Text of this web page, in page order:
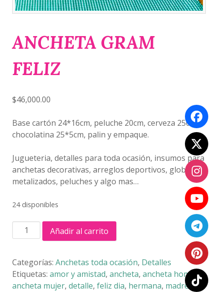
ANCHETA GRAM
FELIZ
$46,000.00
Base cartón 24*16cm, peluche 20cm, cerveza 250ml,
chocolatina 25*5cm, palin y empaque.
Jugueteria, detalles para toda ocasión, insumos para
anchetas decorativas, arreglos deportivos, globos
metalizados, peluches y algo mas…
24 disponibles
ANCHETA
GRAM
cantidad
Añadir al carrito
Categorías: Anchetas toda ocasión, Detalles
Etiquetas: amor y amistad, ancheta, ancheta hombre,
ancheta mujer, detalle, feliz dia, hermana, madre